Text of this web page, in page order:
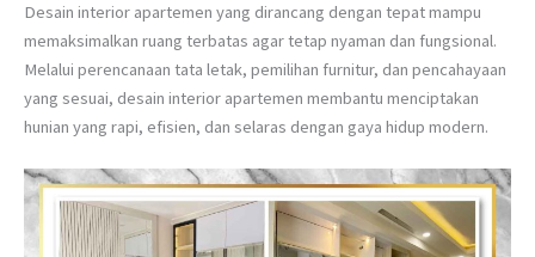
Desain interior apartemen yang dirancang dengan tepat mampu
memaksimalkan ruang terbatas agar tetap nyaman dan fungsional.
Melalui perencanaan tata letak, pemilihan furnitur, dan pencahayaan
yang sesuai, desain interior apartemen membantu menciptakan
hunian yang rapi, efisien, dan selaras dengan gaya hidup modern.